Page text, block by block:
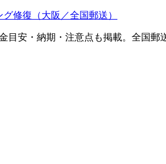
修復（大阪／全国郵送）
安・納期・注意点も掲載。全国郵